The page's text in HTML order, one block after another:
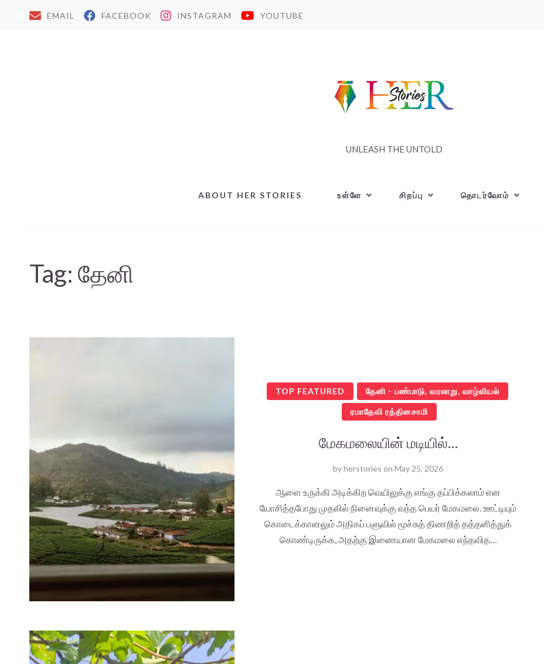
EMAIL FACEBOOK INSTAGRAM YOUTUBE
UNLEASH THE UNTOLD
ABOUT HER STORIES உள்ளே சிறப்பு தொடர்வோம்
Tag: தேனி
TOP FEATURED தேனி - பண்பாடு, வரலாறு, வாழ்வியல்
ரமாதேவி ரத்தினசாமி
மேகமலையின் மடியில்…
byherstories on May 25, 2026
ஆளை உருக்கி அடிக்கிற வெயிலுக்கு எங்கு தப்பிக்கலாம் என
யோசித்தபோது முதலில் நினைவுக்கு வந்த பெயர் மேகமலை. ஊட்டியும்
கொடைக்கானலும் அதிகப் பளுவில் மூச்சுத் திணறித் தத்தளித்துக்
கொண்டிருக்க, அதற்கு இணையான மேகமலை எந்தவித…